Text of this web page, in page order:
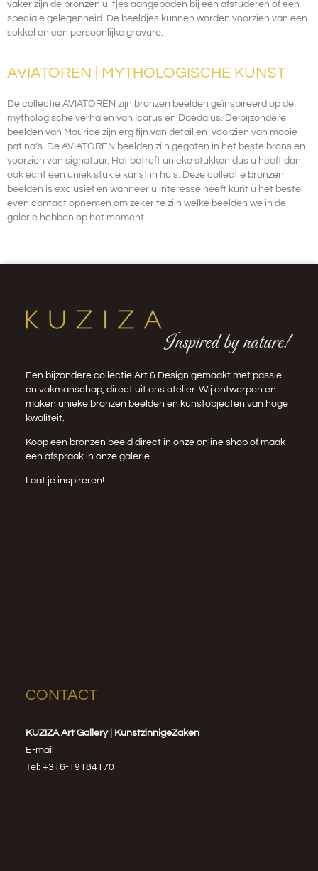
vaker zijn de bronzen uiltjes aangeboden bij een afstuderen of een
speciale gelegenheid. De beeldjes kunnen worden voorzien van een
sokkel en een persoonlijke gravure.
AVIATOREN | MYTHOLOGISCHE KUNST
De collectie AVIATOREN zijn bronzen beelden geïnspireerd op de
mythologische verhalen van Icarus en Daedalus. De bijzondere
beelden van Maurice zijn erg fijn van detail en voorzien van mooie
patina’s. De AVIATOREN beelden zijn gegoten in het beste brons en
voorzien van signatuur. Het betreft unieke stukken dus u heeft dan
ook echt een uniek stukje kunst in huis. Deze collectie bronzen
beelden is exclusief en wanneer u interesse heeft kunt u het beste
even contact opnemen om zeker te zijn welke beelden we in de
galerie hebben op het moment..
Inspired by nature!
Een bijzondere collectie Art & Design gemaakt met passie
en vakmanschap, direct uit ons atelier. Wij ontwerpen en
maken unieke bronzen beelden en kunstobjecten van hoge
kwaliteit.
Koop een bronzen beeld direct in onze online shopof maak
een afspraak in onze galerie.
Laat je inspireren!
CONTACT
KUZIZA Art Gallery | KunstzinnigeZaken
E-mail
Tel: +316-19184170